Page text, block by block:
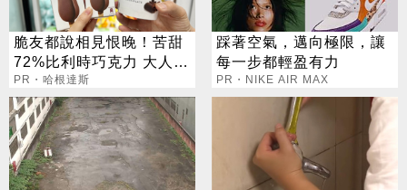
脆友都說相見恨晚！苦甜
72%比利時巧克力 大人味
爆紅！
PR・哈根達斯
踩著空氣，邁向極限，讓
每一步都輕盈有力
PR・NIKE AIR MAX